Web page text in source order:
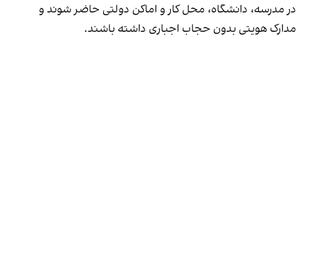
در مدرسه، دانشگاه، محل کار و اماکن دولتی حاضر شوند و
مدارک هویتی بدون حجاب اجباری داشته باشند.